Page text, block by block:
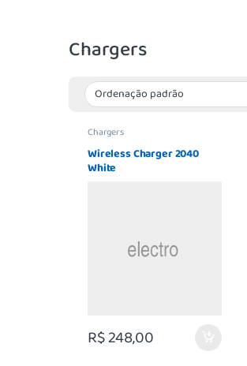
Chargers
Chargers
Wireless Charger 2040
White
R$248,00